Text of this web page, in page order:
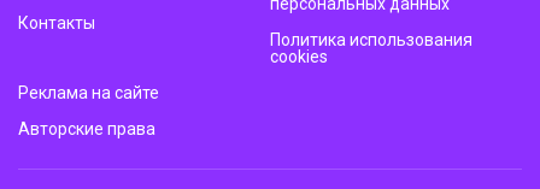
Контакты
Политика использования
cookies
Реклама на сайте
Авторские права